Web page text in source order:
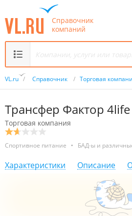
Справочник
компаний
VL.ru / Справочник / Торговая
Трансфер Фактор 4life
Торговая компания
Спортивное питание • БАД-ы и
Характеристики Описание